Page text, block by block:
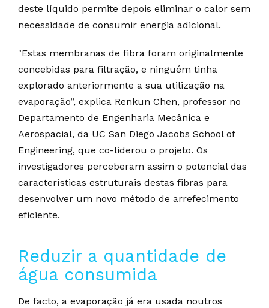
deste líquido permite depois eliminar o calor sem
necessidade de consumir energia adicional.
"Estas membranas de fibra foram originalmente
concebidas para filtração, e ninguém tinha
explorado anteriormente a sua utilização na
evaporação”, explica Renkun Chen, professor no
Departamento de Engenharia Mecânica e
Aerospacial, da UC San Diego Jacobs School of
Engineering, que co-liderou o projeto. Os
investigadores perceberam assim o potencial das
características estruturais destas fibras para
desenvolver um novo método de arrefecimento
eficiente.
Reduzir a quantidade de
água consumida
De facto, a evaporação já era usada noutros